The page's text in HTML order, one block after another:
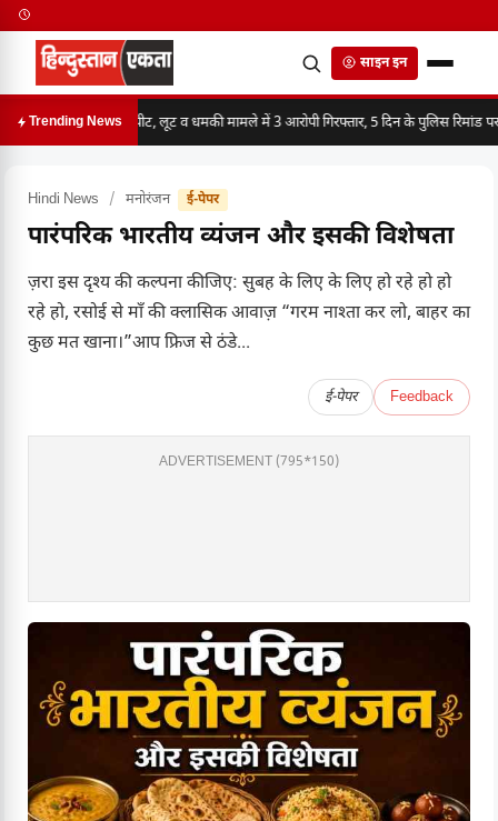
साइन इन
Trending Newsमारपीट, लूट व धमकी मामले में 3 आरोपी गिरफ्तार, 5 दिन के पुलिस रिमांड पर
Hindi News / मनोरंजन ई-पेपर
पारंपरिक भारतीय व्यंजन और इसकी विशेषता
ज़रा इस दृश्य की कल्पना कीजिए: सुबह के लिए के लिए हो रहे हो हो
रहे हो, रसोई से माँ की क्लासिक आवाज़ “गरम नाश्ता कर लो, बाहर का
कुछ मत खाना।”आप फ्रिज से ठंडे...
ई-पेपर Feedback
ADVERTISEMENT (795*150)